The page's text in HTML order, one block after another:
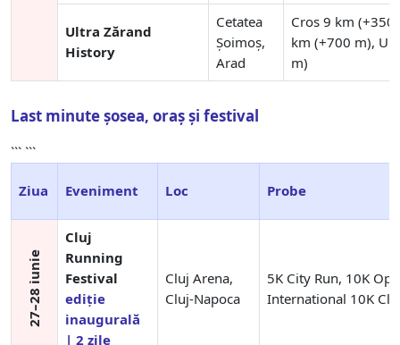
Ultra Zărand
History
Cetatea
Șoimoș,
Arad
Cros 9 km
km (+700 m),
m)
Last minute șosea, oraș și festival
``` ```
Ziua Eveniment Loc Probe
27–28 iunie
Cluj
Running
Festival
ediție
inaugurală
| 2 zile
Cluj Arena,
Cluj-Napoca
5K City Run, 10K
International 10K